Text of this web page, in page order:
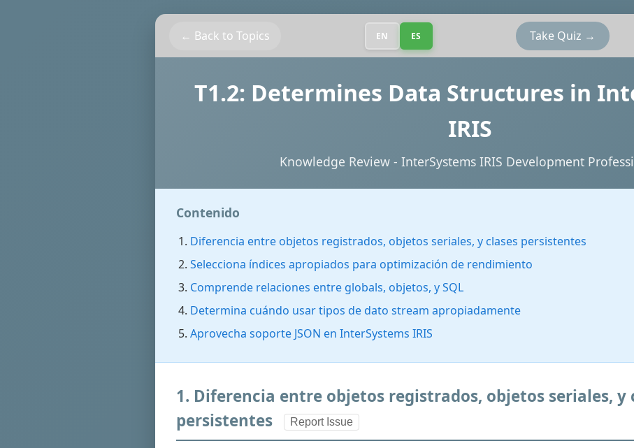
← Back to Topics EN ES Take Quiz →
T1.2: Determines Data Structures in
IRIS
Knowledge Review - InterSystems IRIS Development
Contenido
Diferencia entre objetos registrados, objetos seriales, y clases persistentes
Selecciona índices apropiados para optimización de rendimiento
Comprende relaciones entre globals, objetos, y SQL
Determina cuándo usar tipos de dato stream apropiadamente
Aprovecha soporte JSON en InterSystems IRIS
1. Diferencia entre objetos registrados, objetos seriales, y
persistentes
Report Issue